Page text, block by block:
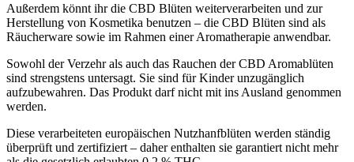
Außerdem könnt ihr die CBD Blüten weiterverarbeiten und zur
Herstellung von Kosmetika benutzen – die CBD Blüten sind als
Räucherware sowie im Rahmen einer Aromatherapie anwendbar.
Sowohl der Verzehr als auch das Rauchen der CBD Aromablüten
sind strengstens untersagt. Sie sind für Kinder unzugänglich
aufzubewahren. Das Produkt darf nicht mit ins Ausland genommen
werden.
Diese verarbeiteten europäischen Nutzhanfblüten werden ständig
überprüft und zertifiziert – daher enthalten sie garantiert nicht mehr